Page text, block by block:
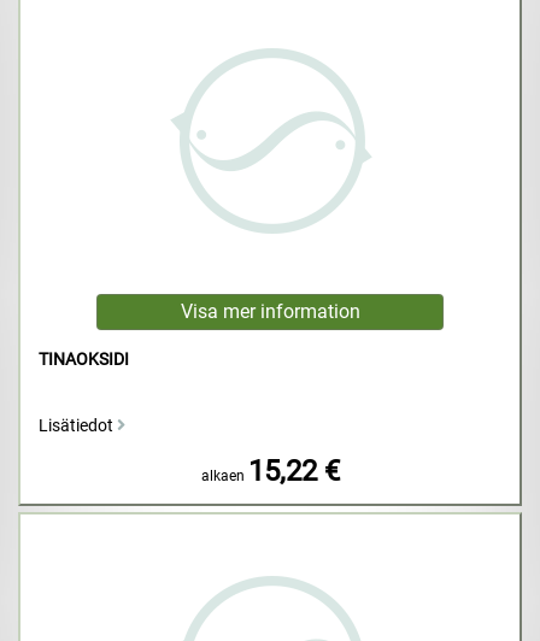
TINAOKSIDI
Lisätiedot
alkaen 15,22 €